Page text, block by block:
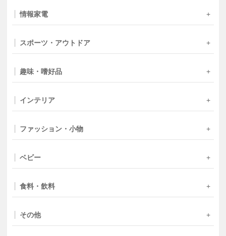
情報家電
スポーツ・アウトドア
趣味・嗜好品
インテリア
ファッション・小物
ベビー
食料・飲料
その他